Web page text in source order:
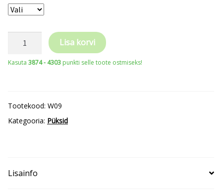
RIMECK®
Lisa korvi
Kasuta 3874 - 4303 punkti selle toote ostmiseks!
Tootekood: W09
Kategooria: Püksid
Lisainfo